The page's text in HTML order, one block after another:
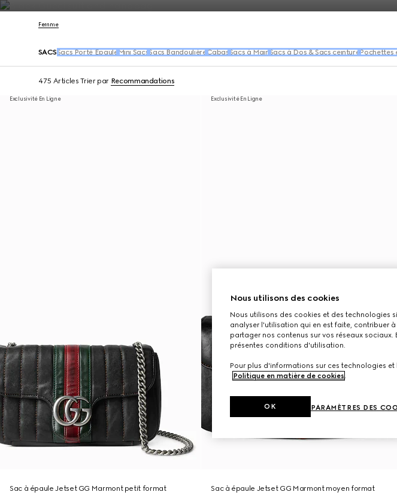
Nous Contacter
Femme
SACS Sacs Porté Épaule Mini Sacs Sacs Bandoulière Cabas Sacs à Main Sacs à Dos & Sacs ceinturePochettes
475 Articles Trier par Recommandations
Exclusivité En Ligne
Sac à épaule Jetset GG Marmont petit format
Exclusivité En Ligne
Sac à épaule Jetset GG Marmont moyen format
Nous utilisons des cookies
Nous utilisons des cookies et des technologies
analyser l'utilisation qui en est faite, contribuer
partager nos contenus sur vos réseaux
présentes conditions d'utilisation.
Pour plus d'informations sur ces technologies
Politique en matière de cookies.
PARAMÈTRES DES
OK